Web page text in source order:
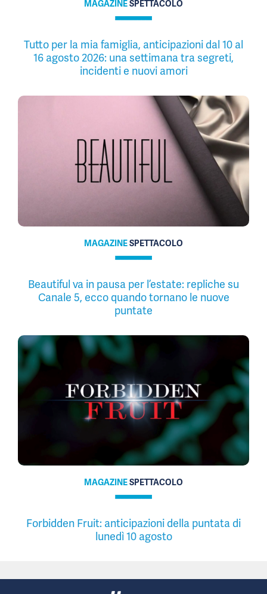
MAGAZINESPETTACOLO
Tutto per la mia famiglia, anticipazioni dal 10 al
16 agosto 2026: una settimana tra segreti,
incidenti e nuovi amori
MAGAZINESPETTACOLO
Beautiful va in pausa per l’estate: repliche su
Canale 5, ecco quando tornano le nuove
puntate
MAGAZINESPETTACOLO
Forbidden Fruit: anticipazioni della puntata di
lunedì 10 agosto